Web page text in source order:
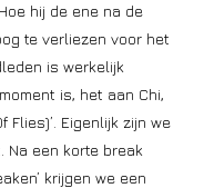
hij de ene na de
te verliezen voor het
is werkelijk
is, het aan Chi,
Flies)’. Eigenlijk zijn we
Na een korte break
krijgen we een